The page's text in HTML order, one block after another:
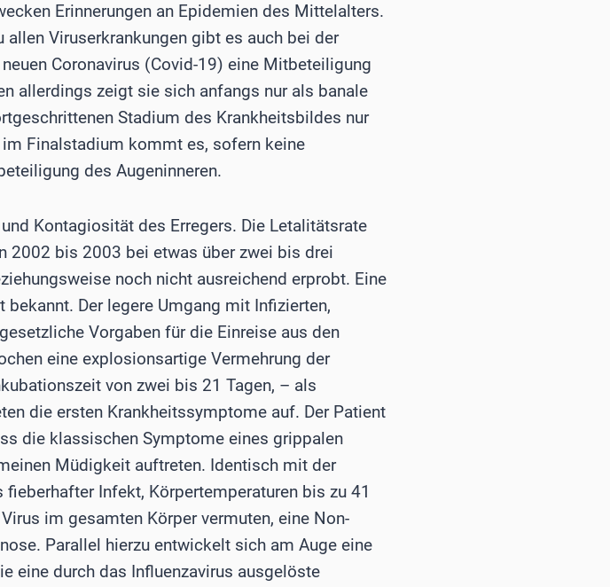
Erinnerungen an Epidemien des Mittelalters.
Viruserkrankungen gibt es auch bei der
Coronavirus (Covid-19) eine Mitbeteiligung
allerdings zeigt sie sich anfangs nur als banale
Stadium des Krankheitsbildes nur
Finalstadium kommt es, sofern keine
des Augeninneren.
Kontagiosität des Erregers. Die Letalitätsrate
2002 bis 2003 bei etwas über zwei bis drei
noch nicht ausreichend erprobt. Eine
Der legere Umgang mit Infizierten,
Vorgaben für die Einreise aus den
eine explosionsartige Vermehrung der
von zwei bis 21 Tagen, – als
die ersten Krankheitssymptome auf. Der Patient
die klassischen Symptome eines grippalen
Müdigkeit auftreten. Identisch mit der
Infekt, Körpertemperaturen bis zu 41
im gesamten Körper vermuten, eine Non-
Parallel hierzu entwickelt sich am Auge eine
eine durch das Influenzavirus ausgelöste